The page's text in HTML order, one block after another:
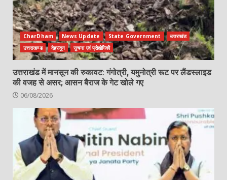
CharDham News Update State Government
उत्तराखंड
उत्तराखण्ड
देहरादून सुचना एवं प्रोद्योगिकी
उत्तराखंड में मानसून की रुकावट: गंगोत्री, यमुनोत्री रूट पर लैंडस्लाइड
की वजह से असर; आसन बैराज के गेट खोले गए
06/08/2026